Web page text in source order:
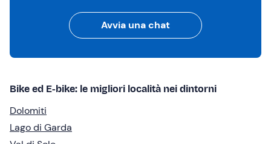
Avvia una chat
Bike ed E-bike: le migliori località nei dintorni
Dolomiti
Lago di Garda